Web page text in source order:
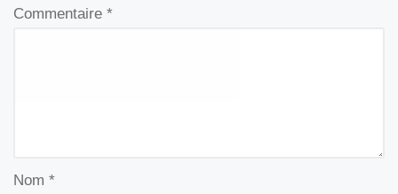
Commentaire *
Nom *